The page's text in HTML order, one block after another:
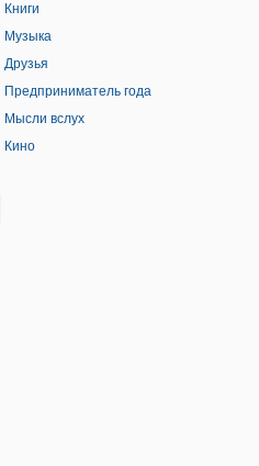
Книги
Музыка
Друзья
Предприниматель года
Мысли вслух
Кино